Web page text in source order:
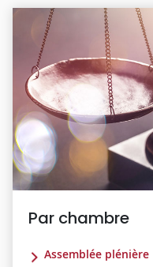
Par chambre
Assemblée plénière